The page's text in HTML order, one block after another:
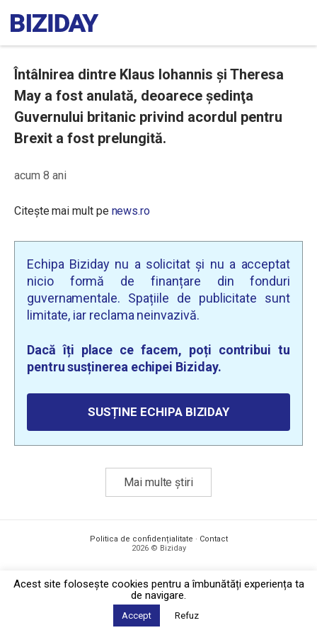
Întâlnirea dintre Klaus Iohannis și Theresa
May a fost anulată, deoarece ședinţa
Guvernului britanic privind acordul pentru
Brexit a fost prelungită.
acum 8 ani
Citește mai mult pe news.ro
Echipa Biziday nu a solicitat și nu a acceptat
nicio formă de finanțare din fonduri
guvernamentale. Spațiile de publicitate sunt
limitate, iar reclama neinvazivă.
Dacă îți place ce facem, poți contribui tu
pentru susținerea echipei Biziday.
SUSȚINE ECHIPA BIZIDAY
Mai multe știri
Politica de confidențialitate · Contact
2026 © Biziday
Acest site foloseşte cookies pentru a îmbunătăți experiența ta
de navigare.
Accept Refuz